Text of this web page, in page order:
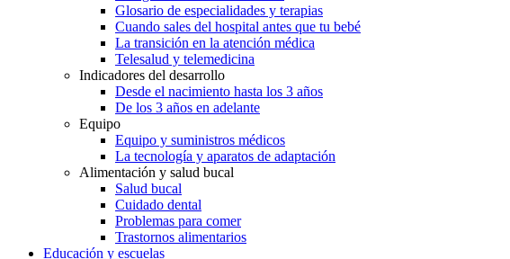
Glosario de especialidades y terapias
Cuando sales del hospital antes que tu bebé
La transición en la atención médica
Telesalud y telemedicina
Indicadores del desarrollo
Desde el nacimiento hasta los 3 años
De los 3 años en adelante
Equipo
Equipo y suministros médicos
La tecnología y aparatos de adaptación
Alimentación y salud bucal
Salud bucal
Cuidado dental
Problemas para comer
Trastornos alimentarios
Educación y escuelas